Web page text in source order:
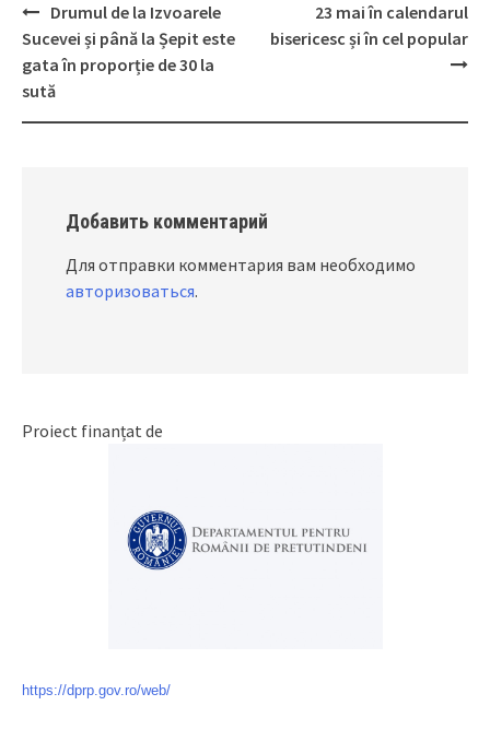
Post
navigation
Drumul de la Izvoarele
Sucevei și până la Șepit este
gata în proporție de 30 la
sută
23 mai în calendarul
bisericesc și în cel popular
Добавить комментарий
Для отправки комментария вам необходимо
авторизоваться.
Proiect finanțat de
https://dprp.gov.ro/web/